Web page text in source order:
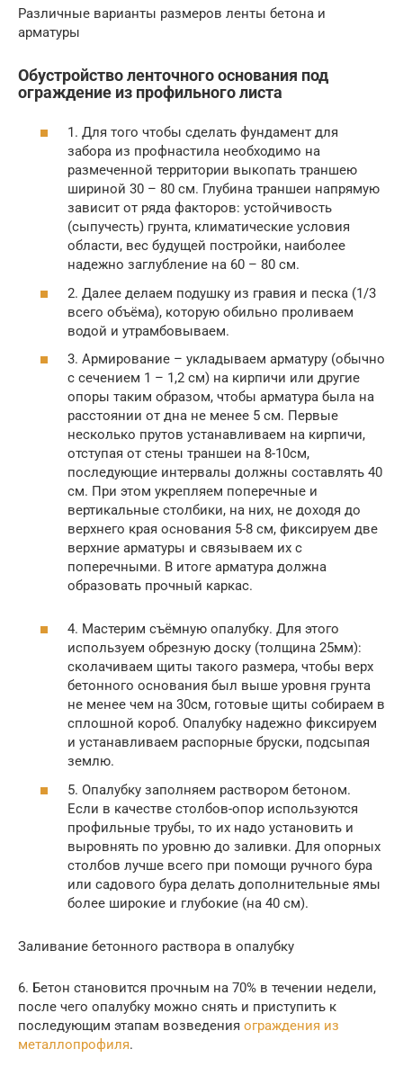
Различные варианты размеров ленты бетона и
арматуры
Обустройство ленточного основания под
ограждение из профильного листа
1. Для того чтобы сделать фундамент для
забора из профнастила необходимо на
размеченной территории выкопать траншею
шириной 30 – 80 см. Глубина траншеи напрямую
зависит от ряда факторов: устойчивость
(сыпучесть) грунта, климатические условия
области, вес будущей постройки, наиболее
надежно заглубление на 60 – 80 см.
2. Далее делаем подушку из гравия и песка (1/3
всего объёма), которую обильно проливаем
водой и утрамбовываем.
3. Армирование – укладываем арматуру (обычно
с сечением 1 – 1,2 см) на кирпичи или другие
опоры таким образом, чтобы арматура была на
расстоянии от дна не менее 5 см. Первые
несколько прутов устанавливаем на кирпичи,
отступая от стены траншеи на 8-10см,
последующие интервалы должны составлять 40
см. При этом укрепляем поперечные и
вертикальные столбики, на них, не доходя до
верхнего края основания 5-8 см, фиксируем две
верхние арматуры и связываем их с
поперечными. В итоге арматура должна
образовать прочный каркас.
4. Мастерим съёмную опалубку. Для этого
используем обрезную доску (толщина 25мм):
сколачиваем щиты такого размера, чтобы верх
бетонного основания был выше уровня грунта
не менее чем на 30см, готовые щиты собираем в
сплошной короб. Опалубку надежно фиксируем
и устанавливаем распорные бруски, подсыпая
землю.
5. Опалубку заполняем раствором бетоном.
Если в качестве столбов-опор используются
профильные трубы, то их надо установить и
выровнять по уровню до заливки. Для опорных
столбов лучше всего при помощи ручного бура
или садового бура делать дополнительные ямы
более широкие и глубокие (на 40 см).
Заливание бетонного раствора в опалубку
6. Бетон становится прочным на 70% в течении недели,
после чего опалубку можно снять и приступить к
последующим этапам возведения ограждения из
металлопрофиля.